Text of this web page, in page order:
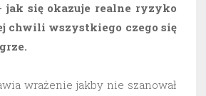
jak się okazuje realne ryzyko
chwili wszystkiego czego się
wrażenie jakby nie szanował